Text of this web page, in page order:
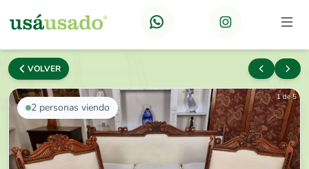
VOLVER
2 personas viendo
1 de 5